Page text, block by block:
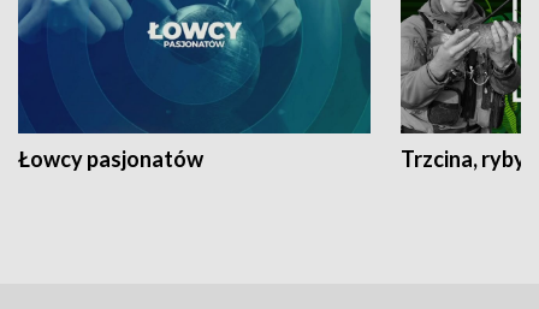
Łowcy pasjonatów Trzcina, ryby